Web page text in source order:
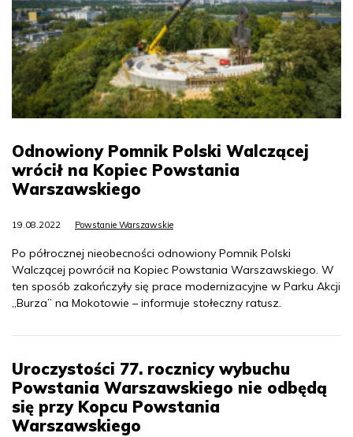
Odnowiony Pomnik Polski Walczącej
wrócił na Kopiec Powstania
Warszawskiego
19.08.2022 Powstanie Warszawskie
Po półrocznej nieobecności odnowiony Pomnik Polski
Walczącej powrócił na Kopiec Powstania Warszawskiego. W
ten sposób zakończyły się prace modernizacyjne w Parku Akcji
„Burza” na Mokotowie – informuje stołeczny ratusz.
Uroczystości 77. rocznicy wybuchu
Powstania Warszawskiego nie odbędą
się przy Kopcu Powstania
Warszawskiego